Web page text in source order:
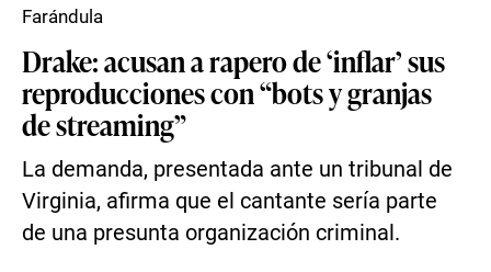
Drake: acusan a rapero de ‘inflar’ sus
reproducciones con “bots y granjas
de streaming”
La demanda, presentada ante un tribunal de
Virginia, afirma que el cantante sería parte
de una presunta organización criminal.
Farándula